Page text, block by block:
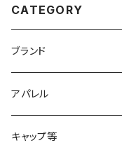
CATEGORY
ブランド
2XU
acu Products
アパレル
トップス
キャップ等